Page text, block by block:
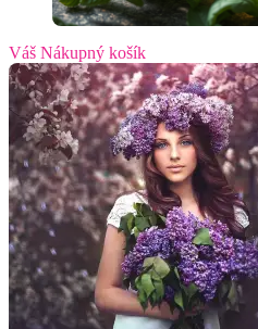
Váš Nákupný košík